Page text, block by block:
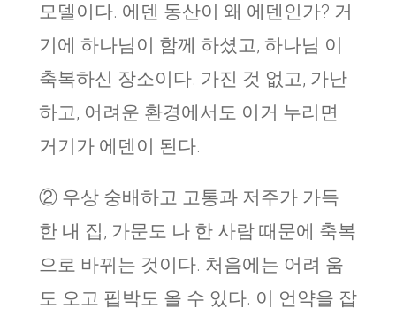
모델이다. 에덴 동산이 왜 에덴인가? 거
기에 하나님이 함께 하셨고, 하나님 이
축복하신 장소이다. 가진 것 없고, 가난
하고, 어려운 환경에서도 이거 누리면
거기가 에덴이 된다.
② 우상 숭배하고 고통과 저주가 가득
한 내 집, 가문도 나 한 사람 때문에 축복
으로 바뀌는 것이다. 처음에는 어려 움
도 오고 핍박도 올 수 있다. 이 언약을 잡